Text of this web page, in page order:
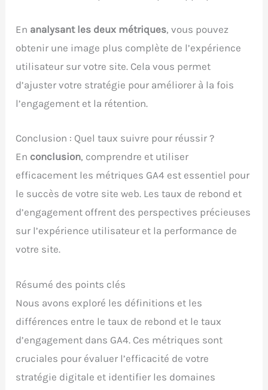
En analysant les deux métriques, vous pouvez
obtenir une image plus complète de l’expérience
utilisateur sur votre site. Cela vous permet
d’ajuster votre stratégie pour améliorer à la fois
l’engagement et la rétention.
Conclusion : Quel taux suivre pour réussir ?
En conclusion, comprendre et utiliser
efficacement les métriques GA4 est essentiel pour
le succès de votre site web. Les taux de rebond et
d’engagement offrent des perspectives précieuses
sur l’expérience utilisateur et la performance de
votre site.
Résumé des points clés
Nous avons exploré les définitions et les
différences entre le taux de rebond et le taux
d’engagement dans GA4. Ces métriques sont
cruciales pour évaluer l’efficacité de votre
stratégie digitale et identifier les domaines